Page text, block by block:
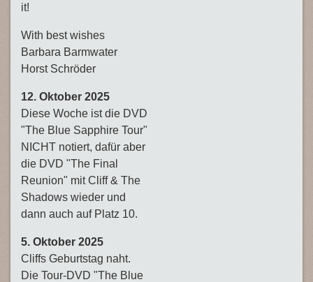
it!
With best wishes
Barbara Barmwater
Horst Schröder
12. Oktober 2025
Diese Woche ist die DVD
"The Blue Sapphire Tour"
NICHT notiert, dafür aber
die DVD "The Final
Reunion" mit Cliff & The
Shadows wieder und
dann auch auf Platz 10.
5. Oktober 2025
Cliffs Geburtstag naht.
Die Tour-DVD "The Blue